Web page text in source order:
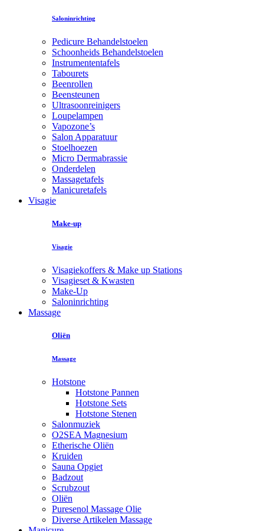
Saloninrichting
Pedicure Behandelstoelen
Schoonheids Behandelstoelen
Instrumententafels
Tabourets
Beenrollen
Beensteunen
Ultrasoonreinigers
Loupelampen
Vapozone’s
Salon Apparatuur
Stoelhoezen
Micro Dermabrassie
Onderdelen
Massagetafels
Manicuretafels
Visagie
Make-up
Visagie
Visagiekoffers & Make up Stations
Visagieset & Kwasten
Make-Up
Saloninrichting
Massage
Oliën
Massage
Hotstone
Hotstone Pannen
Hotstone Sets
Hotstone Stenen
Salonmuziek
O2SEA Magnesium
Etherische Oliën
Kruiden
Sauna Opgiet
Badzout
Scrubzout
Oliën
Puresenol Massage Olie
Diverse Artikelen Massage